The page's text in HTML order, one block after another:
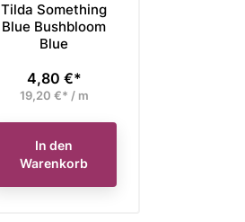
Tilda Something
Blue Bushbloom
Blue
Preis
4,80 €*
19,20 €* / m
In den
Warenkorb